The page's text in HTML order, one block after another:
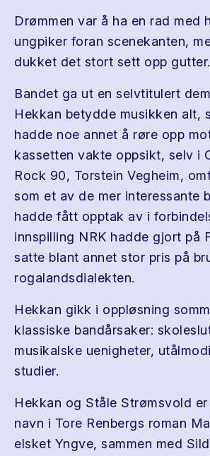
Drømmen var å ha en rad med
ungpiker foran scenekanten,
dukket det stort sett opp gutter.
Bandet ga ut en selvtitulert
Hekkan betydde musikken alt,
hadde noe annet å røre opp
kassetten vakte oppsikt, selv i
Rock 90, Torstein Vegheim,
som et av de mer interessante
hadde fått opptak av i
innspilling NRK hadde gjort på
satte blant annet stor pris på
rogalandsdialekten.
Hekkan gikk i oppløsning
klassiske bandårsaker:
musikalske uenigheter,
studier.
Hekkan og Ståle Strømsvold
navn i Tore Renbergs roman
elsket Yngve, sammen med